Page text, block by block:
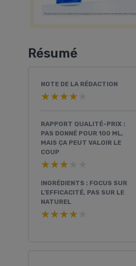
Résumé
NOTE DE LA RÉDACTION
★★★★★
★★★★★
RAPPORT QUALITÉ-PRIX :
PAS DONNÉ POUR 100 ML,
MAIS ÇA PEUT VALOIR LE
COUP
★★★★★
★★★★★
INGRÉDIENTS : FOCUS SUR
L’EFFICACITÉ, PAS SUR LE
NATUREL
★★★★★
★★★★★